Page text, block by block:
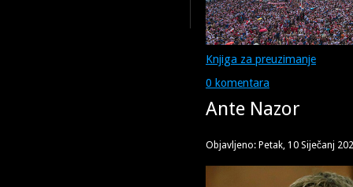
Knjiga za preuzimanje
0 komentara
Ante Nazor
Objavljeno: Petak, 10 Siječanj